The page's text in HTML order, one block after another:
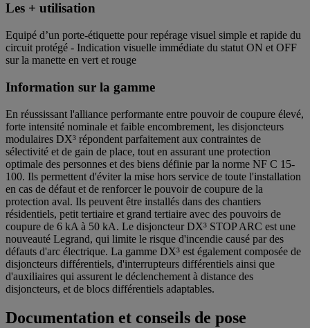
Les + utilisation
Equipé d’un porte-étiquette pour repérage visuel simple et rapide du
circuit protégé - Indication visuelle immédiate du statut ON et OFF
sur la manette en vert et rouge
Information sur la gamme
En réussissant l'alliance performante entre pouvoir de coupure élevé,
forte intensité nominale et faible encombrement, les disjoncteurs
modulaires DX³ répondent parfaitement aux contraintes de
sélectivité et de gain de place, tout en assurant une protection
optimale des personnes et des biens définie par la norme NF C 15-
100. Ils permettent d'éviter la mise hors service de toute l'installation
en cas de défaut et de renforcer le pouvoir de coupure de la
protection aval. Ils peuvent être installés dans des chantiers
résidentiels, petit tertiaire et grand tertiaire avec des pouvoirs de
coupure de 6 kA à 50 kA. Le disjoncteur DX³ STOP ARC est une
nouveauté Legrand, qui limite le risque d'incendie causé par des
défauts d'arc électrique. La gamme DX³ est également composée de
disjoncteurs différentiels, d'interrupteurs différentiels ainsi que
d'auxiliaires qui assurent le déclenchement à distance des
disjoncteurs, et de blocs différentiels adaptables.
Documentation et conseils de pose